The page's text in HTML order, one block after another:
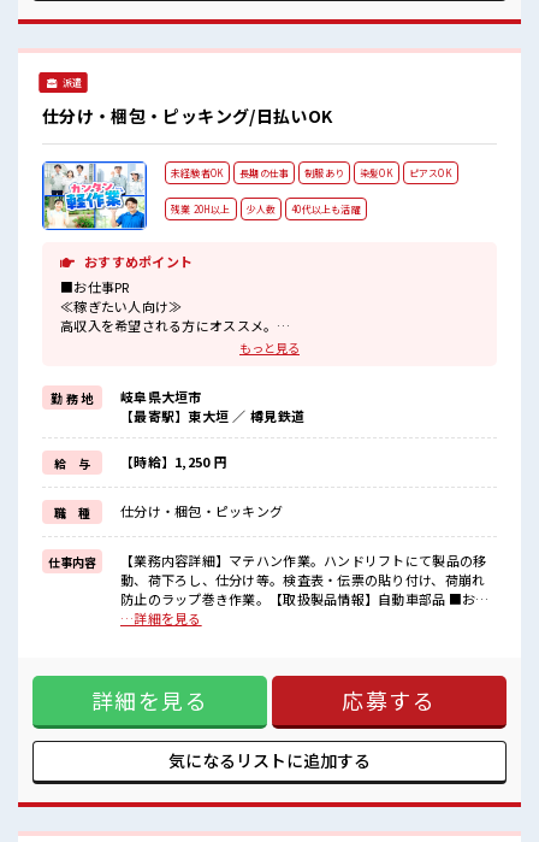
でアットホームな雰囲気の職場！ 髪型にこだわりのあるアナ
タは必見！ 髪型自由な職場！ 残業がしっかりあるお仕事！
派遣
仕分け・梱包・ピッキング/日払いOK
未経験者OK 長期の仕事 制服あり 染髪OK ピアスOK
残業 20H以上 少人数 40代以上も活躍
おすすめポイント
■お仕事PR
≪稼ぎたい人向け≫
高収入を希望される方にオススメ。
残業は月20時間以上あります♪
基本的に髪色自由で明るすぎたり奇抜でなければOKです！
(規定有)≪機能的な制服アリ≫
制服があるので、
毎日の服装の悩み解消♪
≪未経験でも活躍できる≫
新しいことにチャレンジするのは不安だけど、
しっかり働く環境が整っています！
イチからスキルUP・ステップUP目指していきましょう！
≪自分に向いている仕事が探せる≫
困った事などがあれば、
担当がしっかりサポートします！
■職場の雰囲気
派手過ぎなければOKだから、
モチベーションもUP！
残業多め！
稼ぎたい方は必見！
もっと見る
勤 務 地
岐阜県大垣市
【最寄駅】東大垣 ／ 樽見鉄道
給 与 【時給】1,250 円
職 種 仕分け・梱包・ピッキング
仕事内容
【業務内容詳細】マテハン作業。ハンドリフトにて製品の移
動、荷下ろし、仕分け等。検査表・伝票の貼り付け、荷崩れ
防止のラップ巻き作業。【取扱製品情報】自動車部品 ■お仕
事PR ≪稼ぎたい人向け≫ 高収入を希望される方にオススメ。
な制服アリ≫ 制服があるので、 毎日の服装の悩み解消♪ ≪未
経験でも活躍できる≫ 新しいことにチャレンジするのは不安
だけど、 しっかり働く環境が整っています！ イチからスキル
UP・ステップUP目指していきましょう！ ≪自分に向いてい
る仕事が探せる≫ 困った事などがあれば、 担当がしっかりサ
ポートします！ ■職場の雰囲気 少人数でアットホームな雰囲
モチベーションもUP！ 残業多め！ 稼ぎたい方は必見！
…詳細を見る
詳細を見る 応募する
気になるリストに追加する